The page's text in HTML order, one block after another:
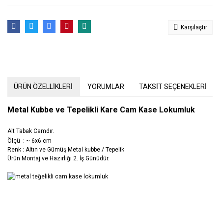
Karşılaştır
ÜRÜN ÖZELLİKLERİ YORUMLAR TAKSİT SEÇENEKLERİ
Metal Kubbe ve Tepelikli Kare Cam Kase Lokumluk
Alt Tabak Camdır.
Ölçü : ~ 6x6 cm
Renk : Altın ve Gümüş Metal kubbe / Tepelik
Ürün Montaj ve Hazırlığı 2. İş Günüdür.